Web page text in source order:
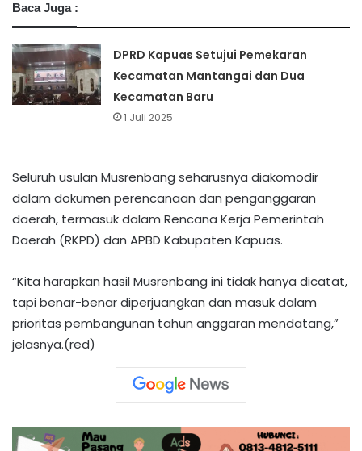
Baca Juga :
DPRD Kapuas Setujui Pemekaran
Kecamatan Mantangai dan Dua
Kecamatan Baru
1 Juli 2025
Seluruh usulan Musrenbang seharusnya diakomodir
dalam dokumen perencanaan dan penganggaran
daerah, termasuk dalam Rencana Kerja Pemerintah
Daerah (RKPD) dan APBD Kabupaten Kapuas.
“Kita harapkan hasil Musrenbang ini tidak hanya dicatat,
tapi benar-benar diperjuangkan dan masuk dalam
prioritas pembangunan tahun anggaran mendatang,”
jelasnya.(red)